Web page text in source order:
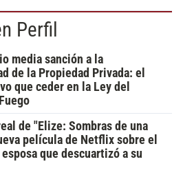
Perfil
media sanción a la
de la Propiedad Privada: el
que ceder en la Ley del
de "Elize: Sombras de una
película de Netflix sobre el
que descuartizó a su